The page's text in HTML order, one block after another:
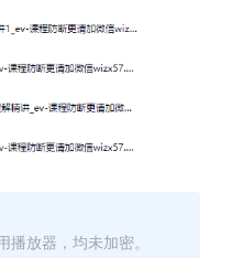
放器，均未加密。